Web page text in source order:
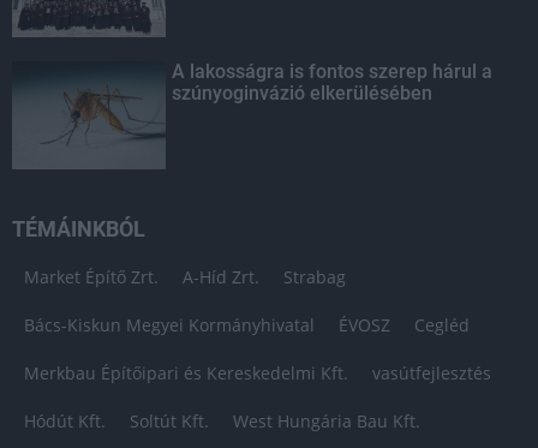
A lakosságra is fontos szerep hárul a
szúnyoginvázió elkerülésében
TÉMÁINKBÓL
Market Építő Zrt. A-Híd Zrt. Strabag
Bács-Kiskun Megyei Kormányhivatal ÉVOSZ Cegléd
Merkbau Építőipari és Kereskedelmi Kft. vasútfejlesztés
Hódút Kft. Soltút Kft. West Hungária Bau Kft.